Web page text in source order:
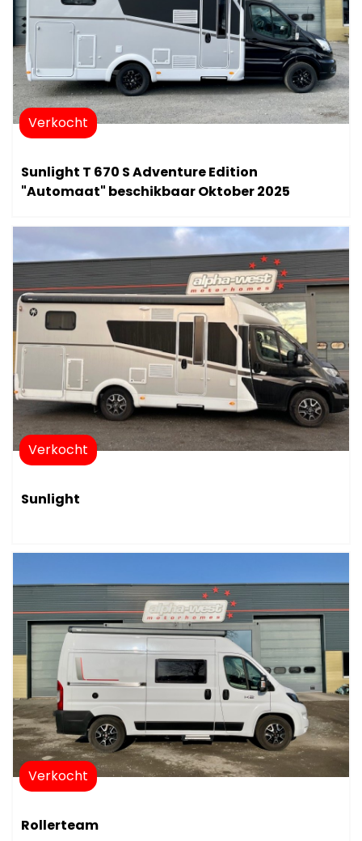
Verkocht
Sunlight T 670 S Adventure Edition
"Automaat" beschikbaar Oktober 2025
Verkocht
Sunlight
Verkocht
Rollerteam